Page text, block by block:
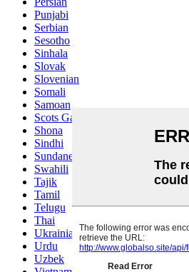
Punjabi
Serbian
Sesotho
Sinhala
Slovak
Slovenian
Somali
Samoan
Scots Gaelic
Shona
Sindhi
Sundanese
Swahili
Tajik
Tamil
Telugu
Thai
Ukrainian
Urdu
Uzbek